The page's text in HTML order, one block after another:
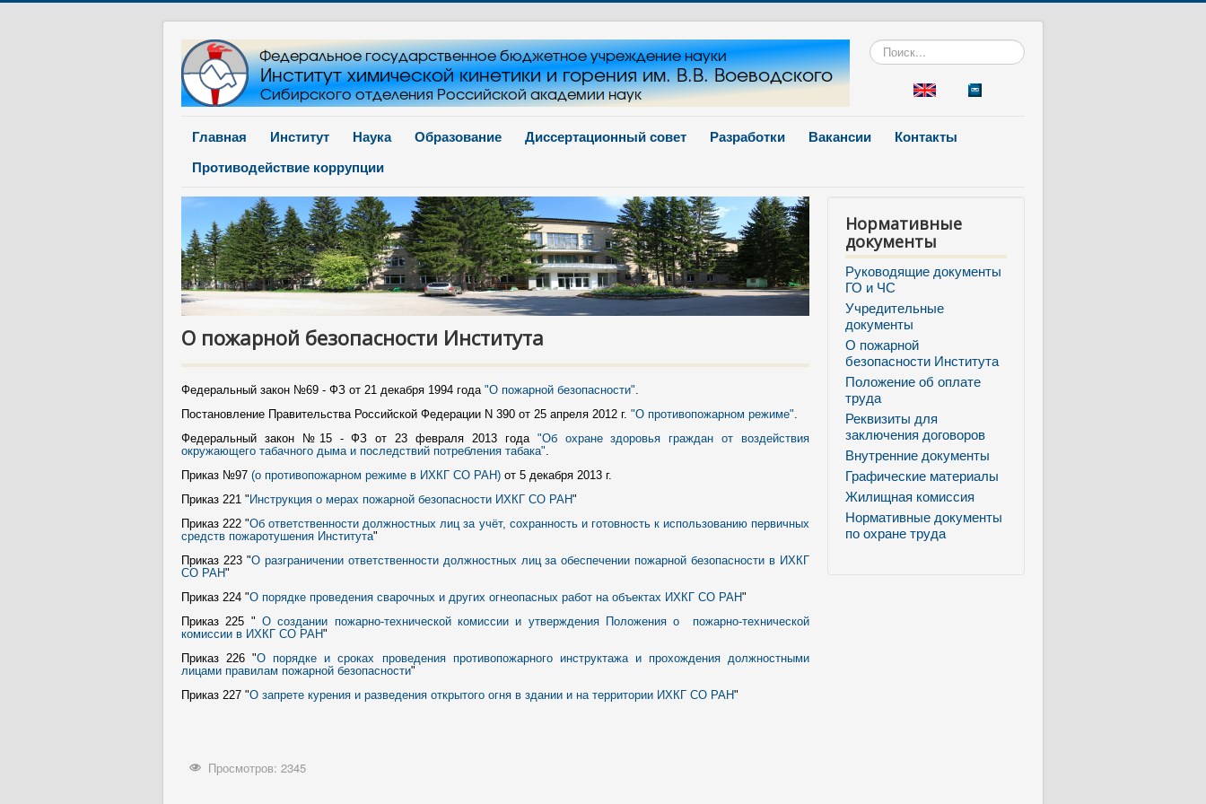
Искать...
Главная Институт Наука Образование Диссертационный совет Разработки Вакансии
Контакты
Противодействие коррупции
О пожарной безопасности Института
Федеральный закон №69 - ФЗ от 21 декабря 1994 года "О пожарной безопасности".
Постановление Правительства Российской Федерации N 390 от 25 апреля 2012 г. "О противопожарном режиме".
Федеральный закон №15 - ФЗ от 23 февраля 2013 года "Об охране здоровья граждан от воздействия
окружающего табачного дыма и последствий потребления табака".
Приказ №97 (о противопожарном режиме в ИХКГ СО РАН) от 5 декабря 2013 г.
Приказ 221 " Инструкция о мерах пожарной безопасности ИХКГ СО РАН"
Приказ 222 "Об ответственности должностных лиц за учёт, сохранность и готовность к использованию первичных
средств пожаротушения Института"
Приказ 223 "О разграничении ответственности должностных лиц за обеспечении пожарной безопасности в ИХКГ
СО РАН"
Приказ 224 "О порядке проведения сварочных и других огнеопасных работ на объектах ИХКГ СО РАН"
Приказ 225 " О создании пожарно-технической комиссии и утверждения Положения о пожарно-технической
комиссии в ИХКГ СО РАН"
Приказ 226 "О порядке и сроках проведения противопожарного инструктажа и прохождения должностными
лицами правилам пожарной безопасности"
Приказ 227 "О запрете курения и разведения открытого огня в здании и на территории ИХКГ СО РАН"
Просмотров: 2345
Нормативные
документы
Руководящие документы
ГО и ЧС
Учредительные
документы
О пожарной
безопасности Института
Положение об оплате
труда
Реквизиты для
заключения договоров
Внутренние документы
Графические материалы
Жилищная комиссия
Нормативные документы
по охране труда